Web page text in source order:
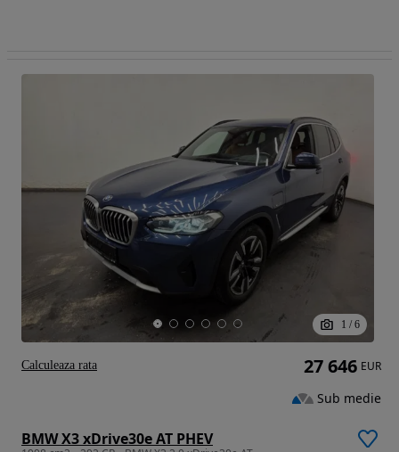
1 / 6
BMW X3 xDrive30e AT PHEV
27 646 EUR
Sub medie
Calculeaza rata